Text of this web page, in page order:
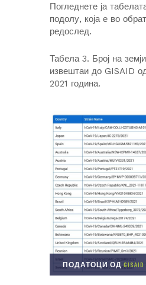
Погледнете ја
подолу, која е во
редослед.
Табела 3. Број на
извештаи до GISAID
2021 година.
ПОДАТОЦИ ОД GISAID